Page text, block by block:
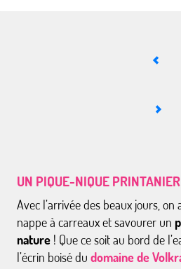
UN PIQUE-NIQUE PRINTANIER
Avec l’arrivée des beaux jours, on
nappe à carreaux et savourer un
nature ! Que ce soit au bord de
l’écrin boisé du domaine de